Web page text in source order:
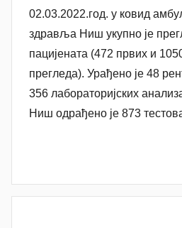
02.03.2022.год. у ковид
здравља Ниш укупно је
пацијенaтa (472 првих и
прегледа). Урађено је 48
356 лабораторијских
Ниш одрађенo је 873